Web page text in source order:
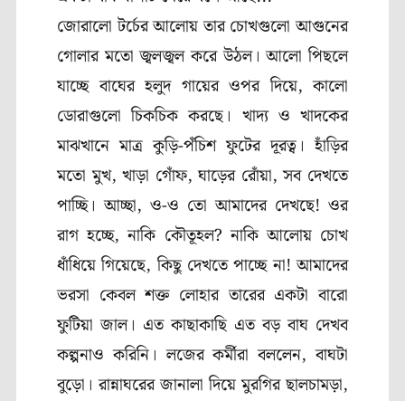
জোরালো টর্চের আলোয় তার চোখগুলো আগুনের
গোলার মতো জ্বলজ্বল করে উঠল। আলো পিছলে
যাচ্ছে বাঘের হলুদ গায়ের ওপর দিয়ে,কালো
ডোরাগুলো চিকচিক করছে। খাদ্য ও খাদকের
মাঝখানে মাত্র কুড়ি-পঁচিশ ফুটের দূরত্ব। হাঁড়ির
মতো মুখ,খাড়া গোঁফ,ঘাড়ের রোঁয়া,সব দেখতে
পাচ্ছি। আচ্ছা, ও-ও তো আমাদের দেখছে! ওর
রাগ হচ্ছে,নাকি কৌতূহল?নাকি আলোয় চোখ
ধাঁধিয়ে গিয়েছে,কিছু দেখতে পাচ্ছে না! আমাদের
ভরসা কেবল শক্ত লোহার তারের একটা বারো
ফুটিয়া জাল। এত কাছাকাছি এত বড় বাঘ দেখব
কল্পনাও করিনি। লজের কর্মীরা বললেন,বাঘটা
বুড়ো। রান্নাঘরের জানালা দিয়ে মুরগির ছালচামড়া,